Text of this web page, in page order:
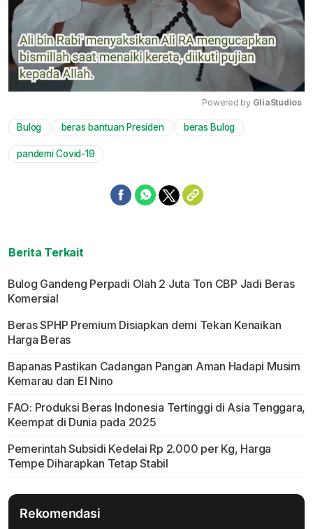
Powered by GliaStudios
Bulog beras bantuan Presiden beras Bulog
pandemi Covid-19
Berita Terkait
Bulog Gandeng Perpadi Olah 2 Juta Ton CBP Jadi Beras
Komersial
Beras SPHP Premium Disiapkan demi Tekan Kenaikan
Harga Beras
Bapanas Pastikan Cadangan Pangan Aman Hadapi Musim
Kemarau dan El Nino
FAO: Produksi Beras Indonesia Tertinggi di Asia Tenggara,
Keempat di Dunia pada 2025
Pemerintah Subsidi Kedelai Rp 2.000 per Kg, Harga
Tempe Diharapkan Tetap Stabil
Rekomendasi